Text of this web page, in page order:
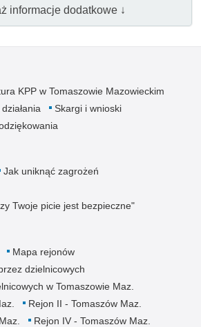
informacje dodatkowe ↓
KPP w Tomaszowie Mazowieckim
Skargi i wnioski
Jak uniknąć zagrożeń
Twoje picie jest bezpieczne"
Mapa rejonów
dzielnicowych
w Tomaszowie Maz.
Rejon II - Tomaszów Maz.
Rejon IV - Tomaszów Maz.